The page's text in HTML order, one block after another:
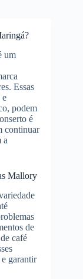
um
Essas
e
podem
é
continuar
a
Mallory
de
café
garantir